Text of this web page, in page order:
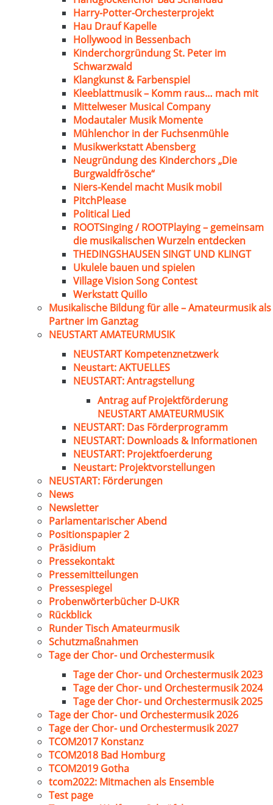
Harry-Potter-Orchesterprojekt
Hau Drauf Kapelle
Hollywood in Bessenbach
Kinderchorgründung St. Peter im
Schwarzwald
Klangkunst & Farbenspiel
Kleeblattmusik – Komm raus… mach mit
Mittelweser Musical Company
Modautaler Musik Momente
Mühlenchor in der Fuchsenmühle
Musikwerkstatt Abensberg
Neugründung des Kinderchors „Die
Burgwaldfrösche“
Niers-Kendel macht Musik mobil
PitchPlease
Political Lied
ROOTSinging / ROOTPlaying – gemeinsam
die musikalischen Wurzeln entdecken
THEDINGSHAUSEN SINGT UND KLINGT
Ukulele bauen und spielen
Village Vision Song Contest
Werkstatt Quillo
Musikalische Bildung für alle – Amateurmusik als
Partner im Ganztag
NEUSTART AMATEURMUSIK
NEUSTART Kompetenznetzwerk
Neustart: AKTUELLES
NEUSTART: Antragstellung
Antrag auf Projektförderung
NEUSTART AMATEURMUSIK
NEUSTART: Das Förderprogramm
NEUSTART: Downloads & Informationen
NEUSTART: Projektfoerderung
Neustart: Projektvorstellungen
NEUSTART: Förderungen
News
Newsletter
Parlamentarischer Abend
Positionspapier 2
Präsidium
Pressekontakt
Pressemitteilungen
Pressespiegel
Probenwörterbücher D-UKR
Rückblick
Runder Tisch Amateurmusik
Schutzmaßnahmen
Tage der Chor- und Orchestermusik
Tage der Chor- und Orchestermusik 2023
Tage der Chor- und Orchestermusik 2024
Tage der Chor- und Orchestermusik 2025
Tage der Chor- und Orchestermusik 2026
Tage der Chor- und Orchestermusik 2027
TCOM2017 Konstanz
TCOM2018 Bad Homburg
TCOM2019 Gotha
tcom2022: Mitmachen als Ensemble
Test page